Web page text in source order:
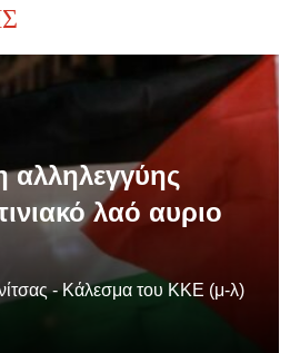
αλληλεγγύης
λαό αυριο
- Κάλεσμα του ΚΚΕ (μ-λ)